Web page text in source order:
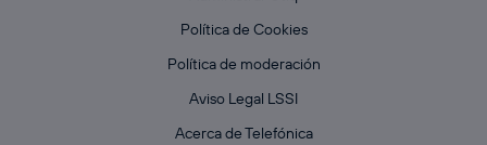
Política de Cookies
Política de moderación
Aviso Legal LSSI
Acerca de Telefónica